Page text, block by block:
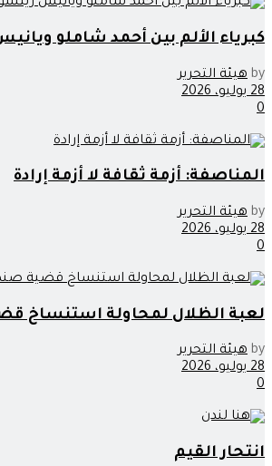
كبرياء الألم بين أحمد شاملو
by هيئة التحرير
28 يوليو، 2026
0
المناصفة: أزمة ثقافة لا أزمة إرادة
by هيئة التحرير
28 يوليو، 2026
0
لعبة الظلال لمحاولة استنساخ
by هيئة التحرير
28 يوليو، 2026
0
انتحار القيم